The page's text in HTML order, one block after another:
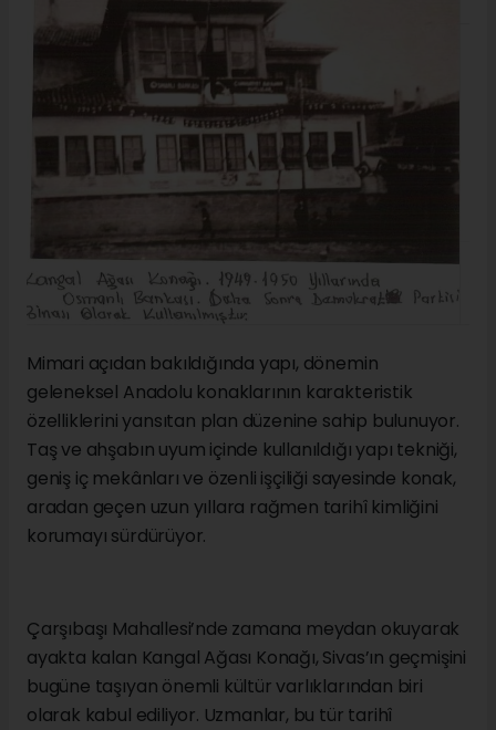
Mimari açıdan bakıldığında yapı, dönemin
geleneksel Anadolu konaklarının karakteristik
özelliklerini yansıtan plan düzenine sahip bulunuyor.
Taş ve ahşabın uyum içinde kullanıldığı yapı tekniği,
geniş iç mekânları ve özenli işçiliği sayesinde konak,
aradan geçen uzun yıllara rağmen tarihî kimliğini
korumayı sürdürüyor.
Çarşıbaşı Mahallesi’nde zamana meydan okuyarak
ayakta kalan Kangal Ağası Konağı, Sivas’ın geçmişini
bugüne taşıyan önemli kültür varlıklarından biri
olarak kabul ediliyor. Uzmanlar, bu tür tarihî